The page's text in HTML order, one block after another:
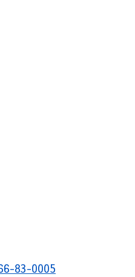
83-0005